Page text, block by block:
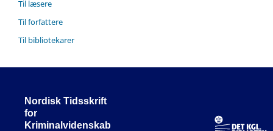
Til læsere
Til forfattere
Til bibliotekarer
Nordisk Tidsskrift
for
Kriminalvidenskab